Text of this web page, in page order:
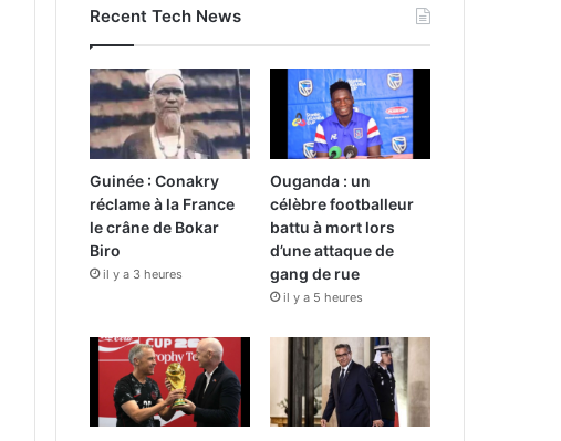
Recent Tech News
Guinée : Conakry
réclame à la France
le crâne de Bokar
Biro
il y a 3 heures
Ouganda : un
célèbre footballeur
battu à mort lors
d’une attaque de
gang de rue
il y a 5 heures